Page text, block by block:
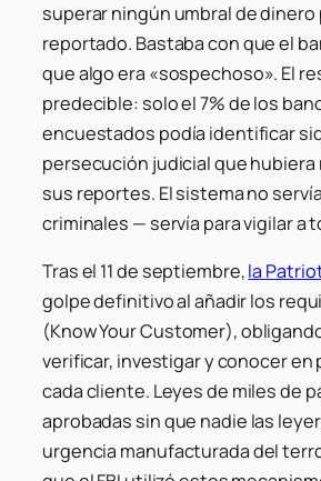
superar ningún umbral de dinero
reportado. Bastaba con que el
que algo era «sospechoso». El
predecible: solo el 7% de los
encuestados podía identificar
persecución judicial que
sus reportes. El sistema no
criminales — servía para vigilar a
Tras el 11 de septiembre,la
golpe definitivo al añadir los
(Know Your Customer),
verificar, investigar y conocer en
cada cliente. Leyes de miles de
aprobadas sin que nadie las
urgencia manufacturada del